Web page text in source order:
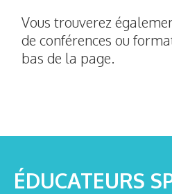
Vous trouverez
de conférences ou
bas de la page.
ÉDUCATEURS